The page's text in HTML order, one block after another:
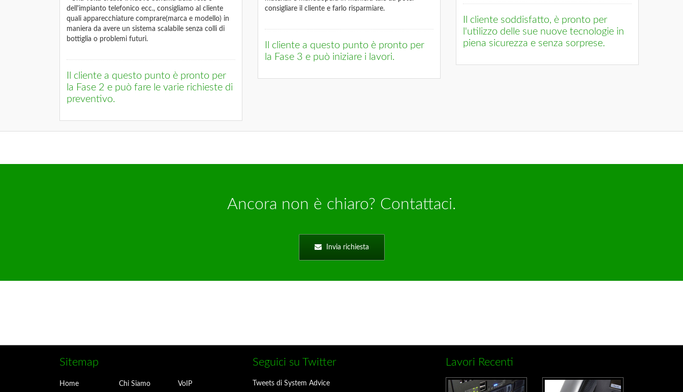
dell'impianto telefonico ecc., consigliamo al cliente
quali apparecchiature comprare(marca e modello) in
maniera da avere un sistema scalabile senza colli di
bottiglia o problemi futuri.
Il cliente a questo punto è pronto per
la Fase 2 e può fare le varie richieste di
preventivo.
consigliare il cliente e farlo risparmiare.
Il cliente a questo punto è pronto per
la Fase 3 e può iniziare i lavori.
Il cliente soddisfatto, è pronto per
l'utilizzo delle sue nuove tecnologie in
piena sicurezza e senza sorprese.
Ancora non è chiaro? Contattaci.
Invia richiesta
Sitemap
Home Chi Siamo VoIP
Seguici su Twitter
Tweets di System Advice
Lavori Recenti